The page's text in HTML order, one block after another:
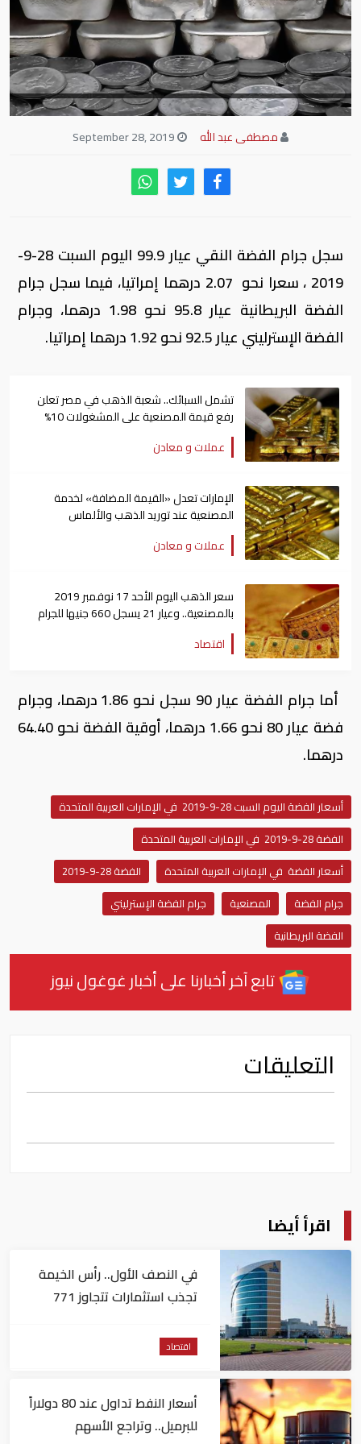
مصطفى عبد الله
سجل جرام الفضة النقي عيار 99.9 اليوم السبت 28-9-
2019 ، سعرا نحو 2.07 درهما إمراتيا، فيما سجل جرام
الفضة البريطانية عيار 95.8 نحو 1.98 درهما، وجرام
الفضة الإسترليني عيار 92.5 نحو 1.92 درهما إمراتيا.
تشمل السبائك.. شعبة الذهب في مصر تعلن
رفع قيمة المصنعية على المشغولات 10%
عملات و معادن
الإمارات تعدل «القيمة المضافة» لخدمة
المصنعية عند توريد الذهب والألماس
عملات و معادن
سعر الذهب اليوم الأحد 17 نوفمبر 2019
بالمصنعية.. وعيار 21 يسجل 660 جنيها للجرام
اقتصاد
أما جرام الفضة عيار 90 سجل نحو 1.86 درهما، وجرام
فضة عيار 80 نحو 1.66 درهما، أوقية الفضة نحو 64.40
درهما.
أسعار الفضة اليوم السبت 28-9-2019 في الإمارات العربية المتحدة
الفضة 28-9-2019 في الإمارات العربية المتحدة
أسعار الفضة في الإمارات العربية المتحدة
الفضة 28-9-2019
جرام الفضة
المصنعية
جرام الفضة الإسترليني
الفضة البريطانية
تابع آخر أخبارنا على أخبار غوغول نيوز
التعليقات
اقرأ أيضا
في النصف الأول.. رأس الخيمة
تجذب استثمارات تتجاوز 771
اقتصاد
أسعار النفط تداول عند 80 دولاراً
للبرميل.. وتراجع الأسهم